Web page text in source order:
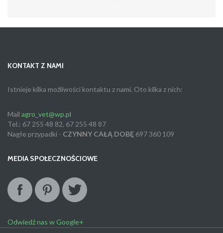
KONTAKT Z NAMI
Istnieje kilka możliwości kontaktu z nami. Oto kilka z nich:
Mail agro_vet@wp.pl
Tel.: 67 255 48 82, 67 255 48 87
Nagłe przypadki - CZYNNY CAŁĄ DOBĘ 697 360 109
MEDIA SPOŁECZNOŚCIOWE
Odwiedź nas w Google+